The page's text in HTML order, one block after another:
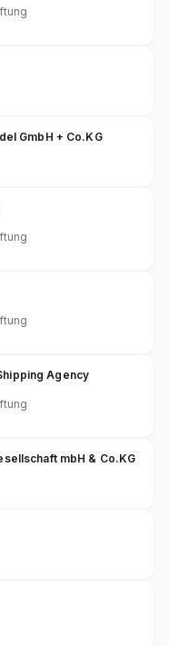
GmbH + Co.KG
Agency
mbH & Co.KG